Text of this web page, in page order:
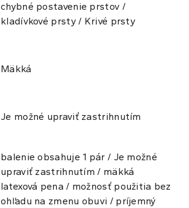
chybné postavenie prstov /
kladívkové prsty / Krivé prsty
Mäkká
Je možné upraviť zastrihnutím
balenie obsahuje 1 pár / Je možné
upraviť zastrihnutím / mäkká
latexová pena / možnosť použitia bez
ohľadu na zmenu obuvi / príjemný